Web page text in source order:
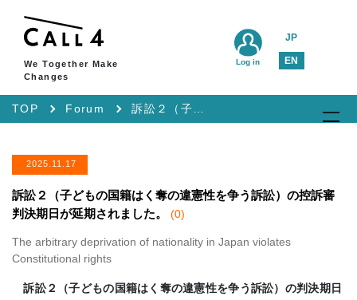
We Together Make
Changes
JP
EN
Log in
TOP Forum
2025.11.17
訴訟２（子どもの国籍はく奪の違憲性を争う訴訟）の控訴審
判決期日が延期されました。 (0)
The arbitrary deprivation of nationality in Japan violates
Constitutional rights
訴訟２（子どもの国籍はく奪の違憲性を争う訴訟）の判決期日